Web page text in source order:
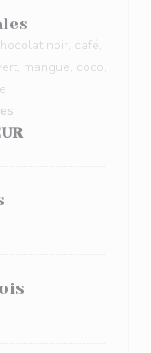
noir, café,
mangue, coco,